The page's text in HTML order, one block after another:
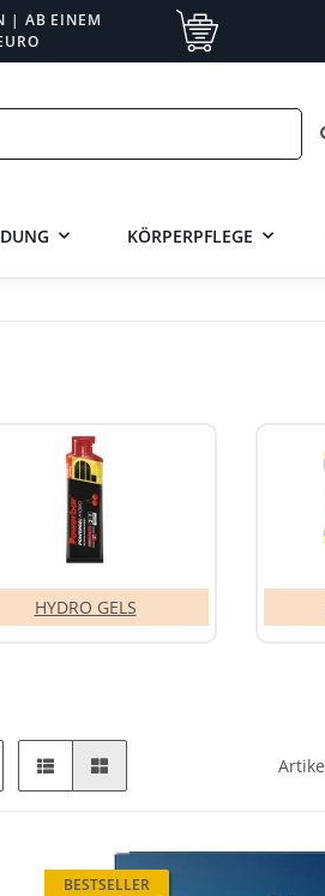
| AB EINEM
KÖRPERPFLEGE
HYDRO GELS
BESTSELLER